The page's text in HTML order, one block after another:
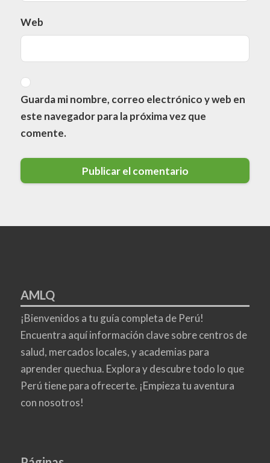
Web
Guarda mi nombre, correo electrónico y web en
este navegador para la próxima vez que
comente.
AMLQ
¡Bienvenidos a tu guía completa de Perú!
Encuentra aquí información clave sobre centros de
salud, mercados locales, y academias para
aprender quechua. Explora y descubre todo lo que
Perú tiene para ofrecerte. ¡Empieza tu aventura
con nosotros!